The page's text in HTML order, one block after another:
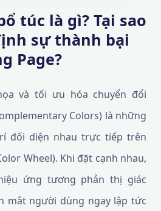
túc là gì? Tại sao
sự thành bại
Page?
và tối ưu hóa chuyển đổi
Colors) là những
đối diện nhau trực tiếp trên
Wheel). Khi đặt cạnh nhau,
ứng tương phản thị giác
mắt người dùng ngay lập tức